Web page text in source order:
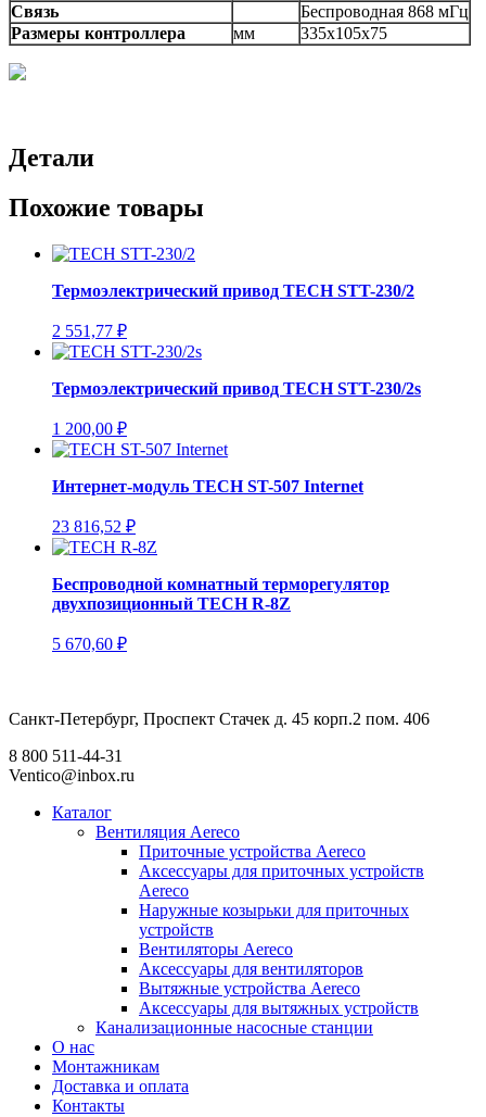
Связь
Беспроводная 868 мГц
Размеры контроллера
мм 335х105х75
Детали
Похожие товары
Термоэлектрический привод TECH STT-230/2
2 551,77 ₽
Термоэлектрический привод TECH STT-230/2s
1 200,00 ₽
Интернет-модуль TECH ST-507 Internet
23 816,52 ₽
Беспроводной комнатный терморегулятор
двухпозиционный TECH R-8Z
5 670,60 ₽
Санкт-Петербург, Проспект Стачек д. 45 корп.2 пом. 406
8 800 511-44-31
Ventico@inbox.ru
Каталог
Вентиляция Aereco
Приточные устройства Aereco
Аксессуары для приточных устройств
Aereco
Наружные козырьки для приточных
устройств
Вентиляторы Aereco
Аксессуары для вентиляторов
Вытяжные устройства Aereco
Аксессуары для вытяжных устройств
Канализационные насосные станции
О нас
Монтажникам
Доставка и оплата
Контакты